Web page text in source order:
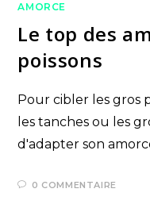
AMORCE
Le top des
poissons
Pour cibler les gros
les tanches ou les
d'adapter son
0 COMMENTAIRE